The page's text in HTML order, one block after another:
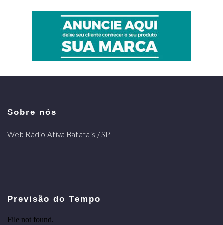
Sobre nós
Web Rádio Ativa Batatais / SP
Previsão do Tempo